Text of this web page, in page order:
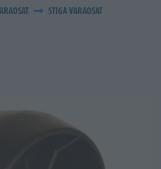
STIGA VARAOSAT